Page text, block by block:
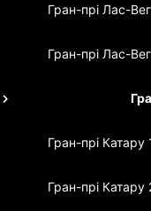
Гран-прі Лас-
Гран-прі Лас-
Гран-прі Катару
Гран-прі Катару